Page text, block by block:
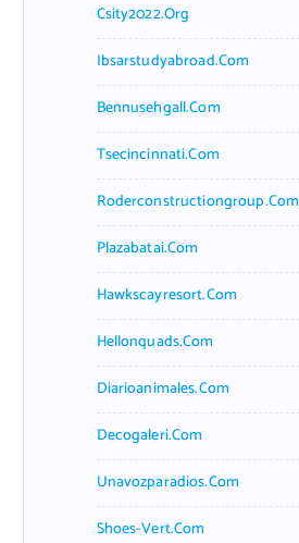
Csity2022.org
Ibsarstudyabroad.com
Bennusehgall.com
Tsecincinnati.com
Roderconstructiongroup.com
Plazabatai.com
Hawkscayresort.com
Hellonquads.com
Diarioanimales.com
Decogaleri.com
Unavozparadios.com
Shoes-Vert.com